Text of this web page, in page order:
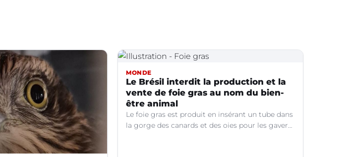
MONDE
Le Brésil interdit la production et la
vente de foie gras au nom du bien-
être animal
Le foie gras est produit en insérant un tube dans
la gorge des canards et des oies pour les gaver